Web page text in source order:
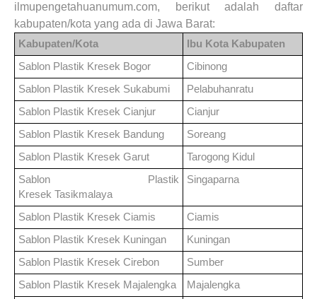
ilmupengetahuanumum.com, berikut adalah daftar
kabupaten/kota yang ada di Jawa Barat:
Kabupaten/Kota
Ibu Kota Kabupaten
Sablon Plastik Kresek Bogor
Cibinong
Sablon Plastik Kresek Sukabumi
Pelabuhanratu
Sablon Plastik Kresek Cianjur
Cianjur
Sablon Plastik Kresek Bandung
Soreang
Sablon Plastik Kresek Garut
Tarogong Kidul
Sablon Plastik
Kresek Tasikmalaya
Singaparna
Sablon Plastik Kresek Ciamis
Ciamis
Sablon Plastik Kresek Kuningan
Kuningan
Sablon Plastik Kresek Cirebon
Sumber
Sablon Plastik Kresek Majalengka
Majalengka